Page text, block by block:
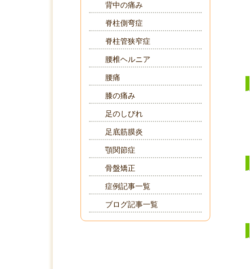
背中の痛み
脊柱側弯症
脊柱管狭窄症
腰椎ヘルニア
腰痛
膝の痛み
足のしびれ
足底筋膜炎
顎関節症
骨盤矯正
症例記事一覧
ブログ記事一覧